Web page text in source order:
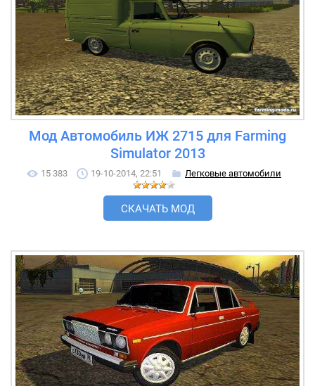
Мод Автомобиль ИЖ 2715 для Farming
Simulator 2013
15 383 19-10-2014, 22:51 Легковые автомобили
СКАЧАТЬ МОД